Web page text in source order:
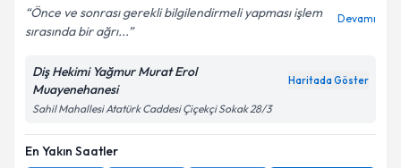
Kişisel verilerimin işlenmesine ilişkinAydınlatma
Metni'ni okudum ve kişisel verilerimin belirtilen
Takvim Talebini Gönder
Önce ve sonrası gerekli bilgilendirmeli yapması işlem
sırasında bir ağrı...
Devamı
Diş Hekimi Yağmur Murat Erol
Muayenehanesi
Haritada Göster
Sahil Mahallesi Atatürk Caddesi Çiçekçi Sokak 28/3
En Yakın Saatler